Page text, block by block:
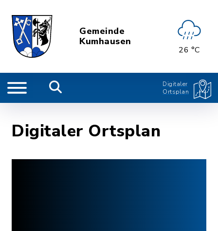
Gemeinde
Kumhausen
26 °C
Digitaler
Ortsplan
Digitaler Ortsplan